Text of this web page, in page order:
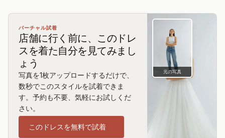
バーチャル試着
店舗に行く前に、このドレ
スを着た自分を見てみまし
ょう
写真を1枚アップロードするだけで、
数秒でこのスタイルを試着できま
す。予約も不要、気軽にお試しくだ
さい。
このドレスを無料で試着
元の写真